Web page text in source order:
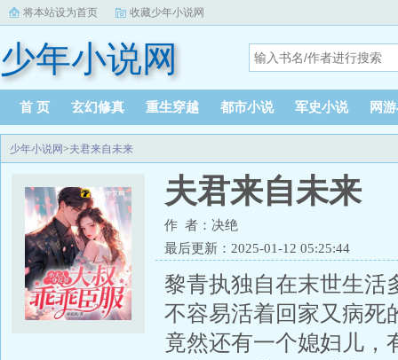
将本站设为首页 收藏少年小说网
少年小说网
首 页 玄幻修真 重生穿越 都市小说 军史小说 网
少年小说网>夫君来自未来
夫君来自未来
作 者：决绝
最后更新：2025-01-12 05:25:44
黎青执独自在末世生活
不容易活着回家又病死
竟然还有一个媳妇儿，